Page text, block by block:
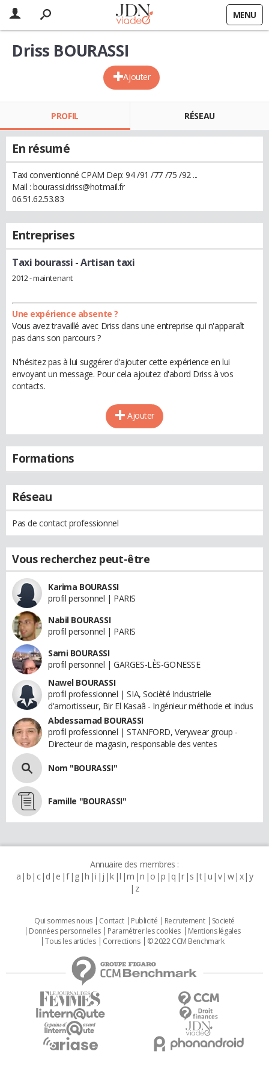
MENU
Ajouter
Driss BOURASSI
PROFIL RÉSEAU
En résumé
Taxi conventionné CPAM Dep: 94 /91 /77 /75 /92 ...
Mail : bourassi.driss@hotmail.fr
06.51.62.53.83
Entreprises
Taxi bourassi - Artisan taxi
2012 - maintenant
Une expérience absente ?
Vous avez travaillé avec Driss dans une entreprise qui n'apparaît
pas dans son parcours ?
N'hésitez pas à lui suggérer d'ajouter cette expérience en lui
envoyant un message. Pour cela ajoutez d'abord Driss à vos
contacts.
Ajouter
Formations
Réseau
Pas de contact professionnel
Vous recherchez peut-être
Karima BOURASSI
profil personnel | PARIS
Nabil BOURASSI
profil personnel | PARIS
Sami BOURASSI
profil personnel | GARGES-LÈS-GONESSE
Nawel BOURASSI
profil professionnel | SIA, Socièté Industrielle
d'amortisseur, Bir El Kasaâ - Ingénieur méthode et indus
Abdessamad BOURASSI
profil professionnel | STANFORD, Verywear group -
Directeur de magasin, responsable des ventes
Nom "BOURASSI"
Famille "BOURASSI"
Annuaire des membres :
a b c d e f g h i j k l m n o p q r s t u v w x y
z
Qui sommes nous Contact Publicité Recrutement
Societé
Données personnelles
Paramétrer les cookies
Mentions légales
Tous les articles
Corrections © 2022 CCM Benchmark